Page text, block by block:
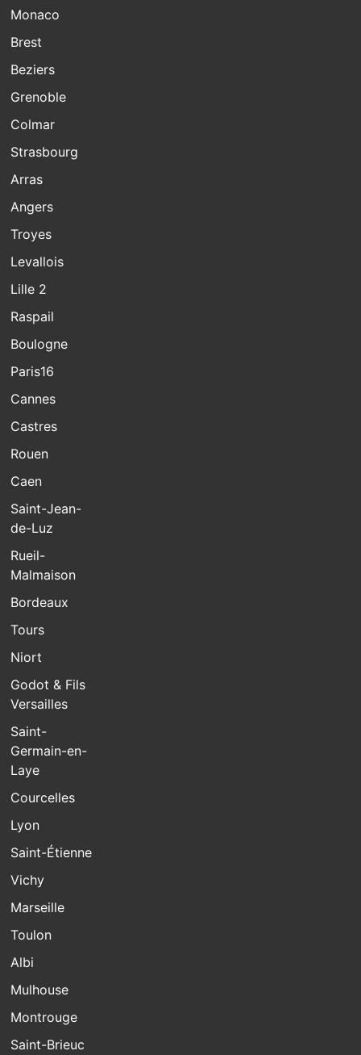
Monaco
Brest
Beziers
Grenoble
Colmar
Strasbourg
Arras
Angers
Troyes
Levallois
Lille 2
Raspail
Boulogne
Paris16
Cannes
Castres
Rouen
Caen
Saint-Jean-
de-Luz
Rueil-
Malmaison
Bordeaux
Tours
Niort
Godot & Fils
Versailles
Saint-
Germain-en-
Laye
Courcelles
Lyon
Saint-Étienne
Vichy
Marseille
Toulon
Albi
Mulhouse
Montrouge
Saint-Brieuc